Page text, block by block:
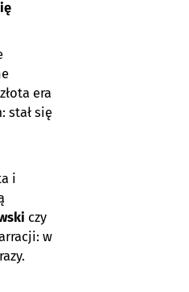
era
stał się
i
czy
w